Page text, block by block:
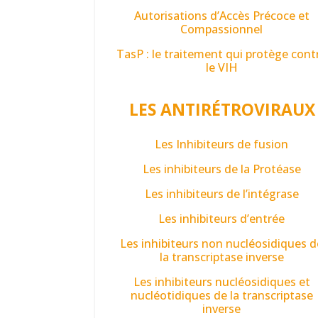
Autorisations d’Accès Précoce et
Compassionnel
TasP : le traitement qui protège
le VIH
LES ANTIRÉTROVIRAUX
Les Inhibiteurs de fusion
Les inhibiteurs de la Protéase
Les inhibiteurs de l’intégrase
Les inhibiteurs d’entrée
Les inhibiteurs non nucléosidiques
la transcriptase inverse
Les inhibiteurs nucléosidiques et
nucléotidiques de la transcriptase
inverse